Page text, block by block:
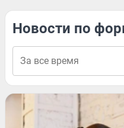
Новости по